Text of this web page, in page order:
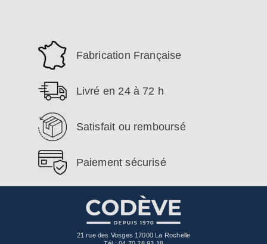
Fabrication Française
Livré en 24 à 72 h
Satisfait ou remboursé
Paiement sécurisé
21 rue des Vosges 17000 La Rochelle